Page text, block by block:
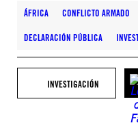
ÁFRICA CONFLICTO ARMADO
DECLARACIÓN PÚBLICA
INVESTIGACIÓN